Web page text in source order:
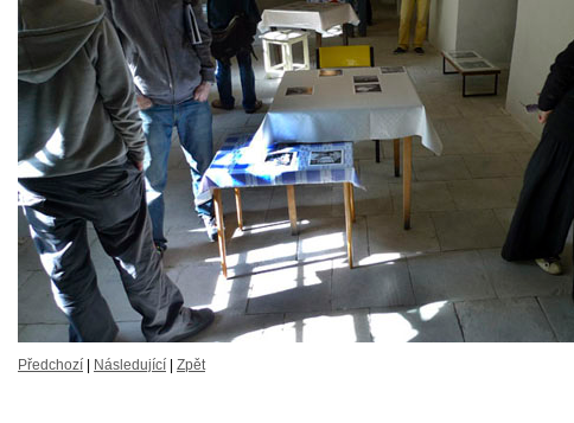
Předchozí Následující Zpět